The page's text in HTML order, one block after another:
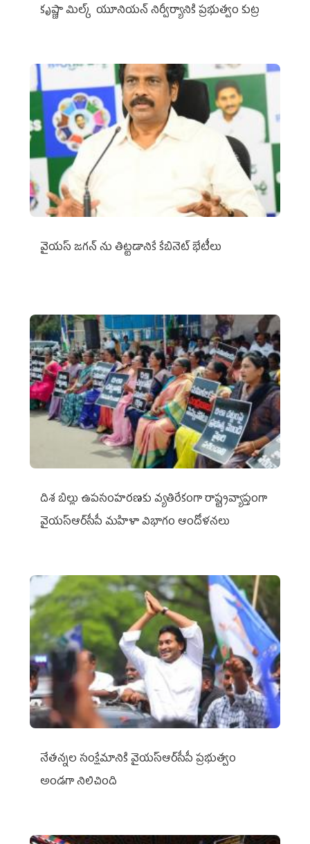
కృష్ణా మిల్క్‌ యూనియన్‌ నిర్వీర్యానికి ప్రభుత్వం కుట్ర
వైయ‌స్ జగన్‌ ను తిట్టడానికే కేబినెట్‌ భేటీలు
దిశ బిల్లు ఉపసంహరణకు వ్యతిరేకంగా రాష్ట్రవ్యాప్తంగా
వైయ‌స్ఆర్‌సీపీ మహిళా విభాగం ఆందోళనలు
నేతన్నల సంక్షేమానికి వైయ‌స్ఆర్‌సీపీ ప్రభుత్వం
అండగా నిలిచింది